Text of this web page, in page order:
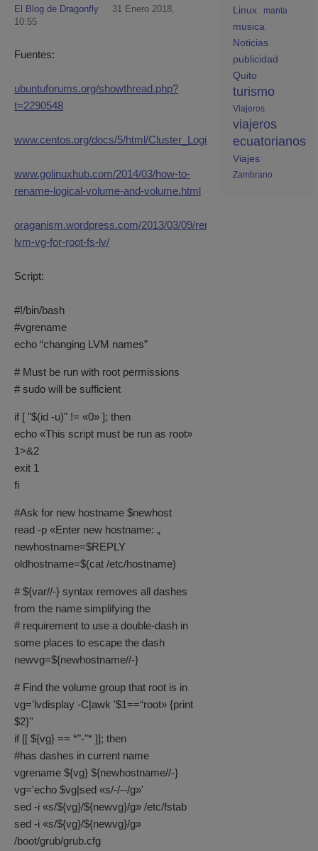
El Blog de Dragonfly
31 Enero 2018,
10:55
Fuentes:
ubuntuforums.org/showthread.php?
t=2290548
www.centos.org/docs/5/html/Cluster_Logical_Volume_Manager/
www.golinuxhub.com/2014/03/how-to-
rename-logical-volume-and-volume.html
oraganism.wordpress.com/2013/03/09/rename-
lvm-vg-for-root-fs-lv/
Script:
#!/bin/bash
#vgrename
echo “changing LVM names”
# Must be run with root permissions
# sudo will be sufficient
if [ "$(id -u)" != «0» ]; then
echo «This script must be run as root»
1>&2
exit 1
fi
#Ask for new hostname $newhost
read -p «Enter new hostname: „
newhostname=$REPLY
oldhostname=$(cat /etc/hostname)
# ${var//-} syntax removes all dashes
from the name simplifying the
# requirement to use a double-dash in
some places to escape the dash
newvg=${newhostname//-}
# Find the volume group that root is in
vg='lvdisplay -C|awk '$1==“root» {print
$2}''
if [[ ${vg} == *"-"* ]]; then
#has dashes in current name
vgrename ${vg} ${newhostname//-}
vg='echo $vg|sed «s/-/--/g»'
sed -i «s/${vg}/${newvg}/g» /etc/fstab
sed -i «s/${vg}/${newvg}/g»
/boot/grub/grub.cfg
Linux
manta
musica
Noticias
publicidad
Quito
turismo
Viajeros
viajeros
ecuatorianos
Viajes
Zambrano